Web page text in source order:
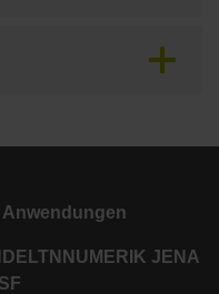
Anwendungen
LTN NUMERIK JENA